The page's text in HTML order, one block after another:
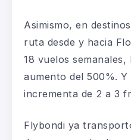
Asimismo, en
ruta desde y hacia
18 vuelos
aumento del 500%.
incrementa de 2 a 3
Flybondi ya